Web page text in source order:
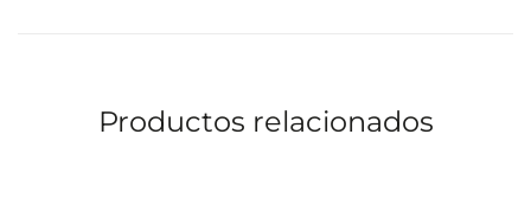
Productos relacionados